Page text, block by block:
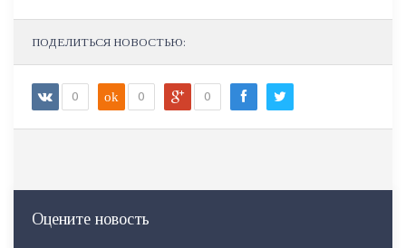
ПОДЕЛИТЬСЯ НОВОСТЬЮ:
0 ok 0 0
Оцените новость